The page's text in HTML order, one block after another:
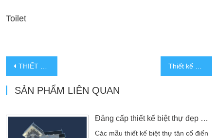
Toilet
THIẾT KẾ THI CÔNG BIỆT THỰ CHỊ HƯƠNG Thiết kế biệt thự đẹp phong cách hiện đại
SẢN PHẨM LIÊN QUAN
Đẳng cấp thiết kế biệt thự đẹp 3 tầng cổ điển
Các mẫu thiết kế biệt thự tân cổ điển